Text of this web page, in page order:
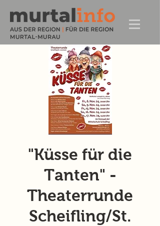
"Küsse für die
Tanten" -
Theaterrunde
Scheifling/St.